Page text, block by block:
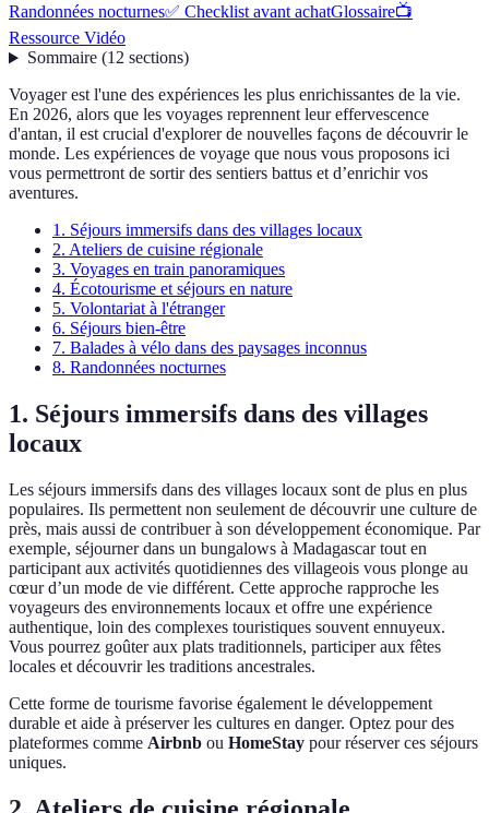
Randonnées nocturnes✅ Checklist avant achatGlossaire📺
Ressource Vidéo
Sommaire(12 sections)
Voyager est l'une des expériences les plus enrichissantes de la vie.
En 2026, alors que les voyages reprennent leur effervescence
d'antan, il est crucial d'explorer de nouvelles façons de découvrir le
monde. Les expériences de voyage que nous vous proposons ici
vous permettront de sortir des sentiers battus et d’enrichir vos
aventures.
1. Séjours immersifs dans des villages locaux
2. Ateliers de cuisine régionale
3. Voyages en train panoramiques
4. Écotourisme et séjours en nature
5. Volontariat à l'étranger
6. Séjours bien-être
7. Balades à vélo dans des paysages inconnus
8. Randonnées nocturnes
1. Séjours immersifs dans des villages
locaux
Les séjours immersifs dans des villages locaux sont de plus en plus
populaires. Ils permettent non seulement de découvrir une culture de
près, mais aussi de contribuer à son développement économique. Par
exemple, séjourner dans un bungalows à Madagascar tout en
participant aux activités quotidiennes des villageois vous plonge au
cœur d’un mode de vie différent. Cette approche rapproche les
voyageurs des environnements locaux et offre une expérience
authentique, loin des complexes touristiques souvent ennuyeux.
Vous pourrez goûter aux plats traditionnels, participer aux fêtes
locales et découvrir les traditions ancestrales.
Cette forme de tourisme favorise également le développement
durable et aide à préserver les cultures en danger. Optez pour des
plateformes comme Airbnb ou HomeStay pour réserver ces séjours
uniques.